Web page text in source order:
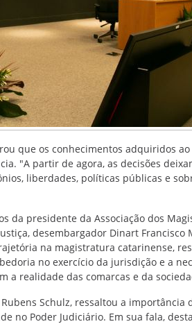
que os conhecimentos adquiridos
"A partir de agora, as decisões
liberdades, políticas públicas e
da presidente da Associação dos
desembargador Dinart Francisco
na magistratura catarinense,
no exercício da jurisdição e a
a realidade das comarcas e da
Schulz, ressaltou a
no Poder Judiciário. Em sua fala,